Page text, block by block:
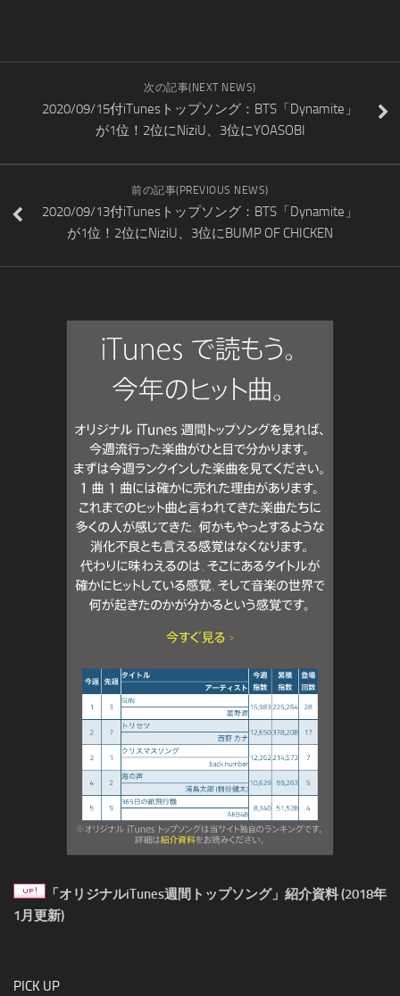
次の記事(NEXT NEWS)
2020/09/15付iTunesトップソング：BTS「Dynamite」
が1位！2位にNiziU、3位にYOASOBI
前の記事(PREVIOUS NEWS)
2020/09/13付iTunesトップソング：BTS「Dynamite」
が1位！2位にNiziU、3位にBUMP OF CHICKEN
「オリジナルiTunes週間トップソング」紹介資料 (2018年
1月更新)
PICK UP